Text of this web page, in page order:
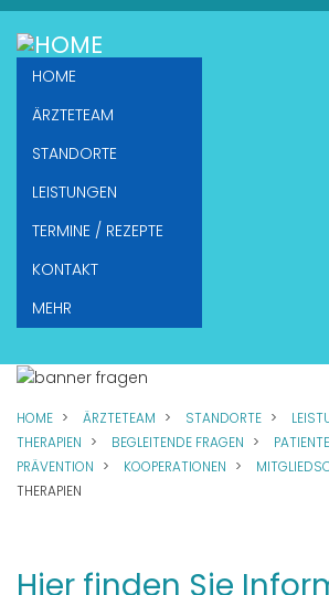
Direkt
zum
Inhalt
HOME
ÄRZTETEAM
STANDORTE
LEISTUNGEN
TERMINE / REZEPTE
KONTAKT
MEHR
HOME ÄRZTETEAM STANDORTE
THERAPIEN
BEGLEITENDE FRAGEN
PRÄVENTION
KOOPERATIONEN
THERAPIEN
Hier finden Sie